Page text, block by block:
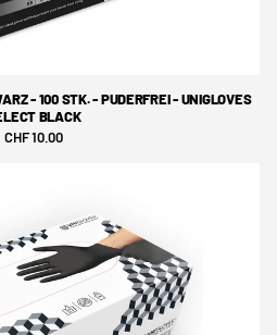
- 100 STK. - PUDERFREI - UNIGLOVES
BLACK
CHF 10.00